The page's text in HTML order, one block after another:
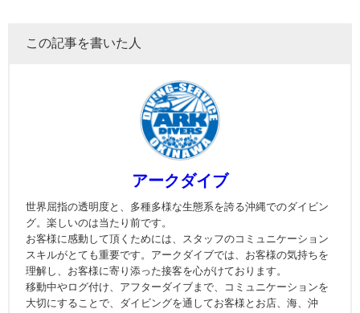
この記事を書いた人
アークダイブ
世界屈指の透明度と、多種多様な生態系を誇る沖縄でのダイビン
グ。楽しいのは当たり前です。
お客様に感動して頂くためには、スタッフのコミュニケーション
スキルがとても重要です。アークダイブでは、お客様の気持ちを
理解し、お客様に寄り添った接客を心がけております。
移動中やログ付け、アフターダイブまで、コミュニケーションを
大切にすることで、ダイビングを通してお客様とお店、海、沖